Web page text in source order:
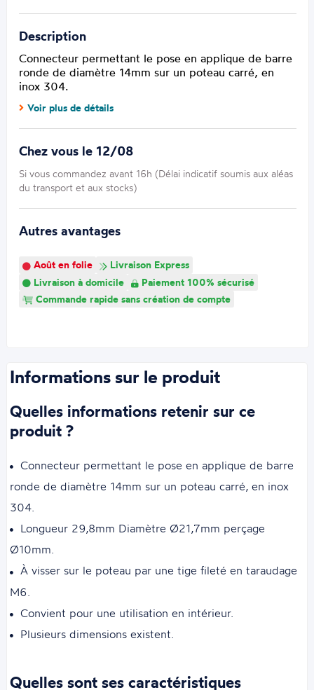
Description
Connecteur permettant le pose en applique de barre
ronde de diamètre 14mm sur un poteau carré, en
inox 304.
Voir plus de détails
Chez vous le 12/08
Si vous commandez avant 16h (Délai indicatif soumis aux aléas
du transport et aux stocks)
Autres avantages
Août en folie
Livraison Express
Livraison à domicile
Paiement 100% sécurisé
Commande rapide sans création de compte
Informations sur le produit
Quelles informations retenir sur ce
produit ?
Connecteur permettant le pose en applique de barre
ronde de diamètre 14mm sur un poteau carré, en inox
304.
Longueur 29,8mm Diamètre Ø21,7mm perçage
Ø10mm.
À visser sur le poteau par une tige fileté en taraudage
M6.
Convient pour une utilisation en intérieur.
Plusieurs dimensions existent.
Quelles sont ses caractéristiques